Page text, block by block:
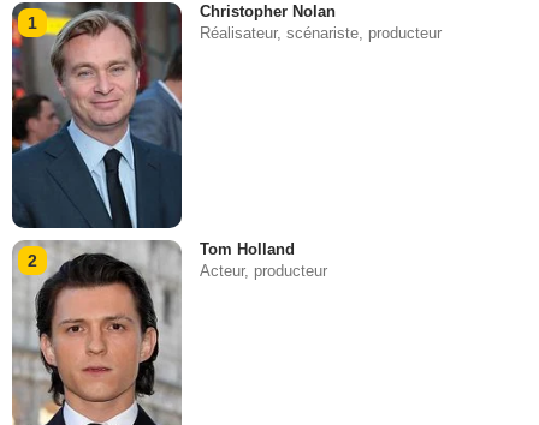
1
Christopher Nolan
Réalisateur, scénariste, producteur
2
Tom Holland
Acteur, producteur